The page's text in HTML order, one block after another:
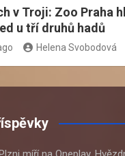
v Troji: Zoo Praha
u tří druhů hadů
Helena Svobodová